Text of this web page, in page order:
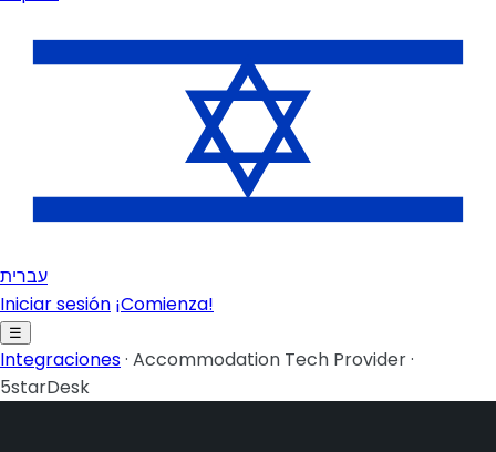
עברית
Iniciar sesión ¡Comienza!
☰
Integraciones· Accommodation Tech Provider·
5starDesk